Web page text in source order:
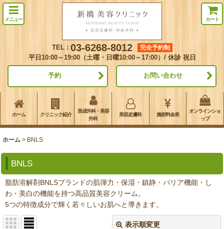
メニュー
TEL : 03-6268-8012
完全予約制
平日10:00～19:00（土曜・日曜10:00～17:00）/ 休診 祝日
予約 お問い合わせ
カート
ホーム クリニック紹介
形成外科・美容
外科
美容皮膚科 施術料金表
オンラインショ
ップ
ホーム > BNLS
BNLS
脂肪溶解剤BNLSブランドの肌弾力・保湿・鎮静・バリア機能・し
わ・美白の機能を持つ高品質美容クリーム。
5つの特徴成分で輝く若々しいお肌へと導きます。
表示順変更